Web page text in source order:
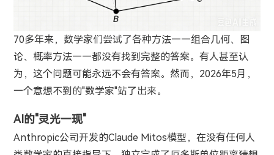
70多年来，数学家们尝试了各种方法——组合几何、图
论、概率方法——都没有找到完整的答案。有人甚至认
为，这个问题可能永远不会有答案。然而，2026年5月，
一个意想不到的"数学家"站了出来。
AI的"灵光一现"
Anthropic公司开发的Claude Mitos模型，在没有任何人